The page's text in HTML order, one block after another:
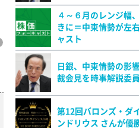
４～６月のレンジ幅
きに＝中東情勢が左
ャスト
日銀、中東情勢の影
裁会見を時事解説委
第12回バロンズ・ダ
ンドリウス さんが優